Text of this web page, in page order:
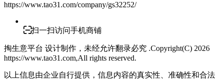
https://www.tao31.com/company/gs32252/
扫一扫访问手机商铺
掏生意平台 设计制作，未经允许翻录必究 .Copyright(C) 2026
https://www.tao31.com,All rights reserved.
以上信息由企业自行提供，信息内容的真实性、准确性和合法